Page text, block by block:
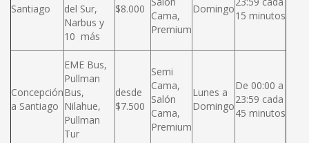
Santiago
del Sur,
Narbus y
10 más
$8.000
Cama,
Premium
Domingo
15 minutos
Concepción
a Santiago
EME Bus,
Pullman
Bus,
Nilahue,
Pullman
Tur
desde
$7.500
Semi
Cama,
Salón
Cama,
Premium
Lunes a
Domingo
De 00:00 a
23:59 cada
45 minutos